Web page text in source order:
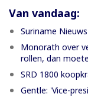
Van vandaag:
Suriname
Monorath over
rollen, dan
SRD 1800
Gentle: 'Vice-